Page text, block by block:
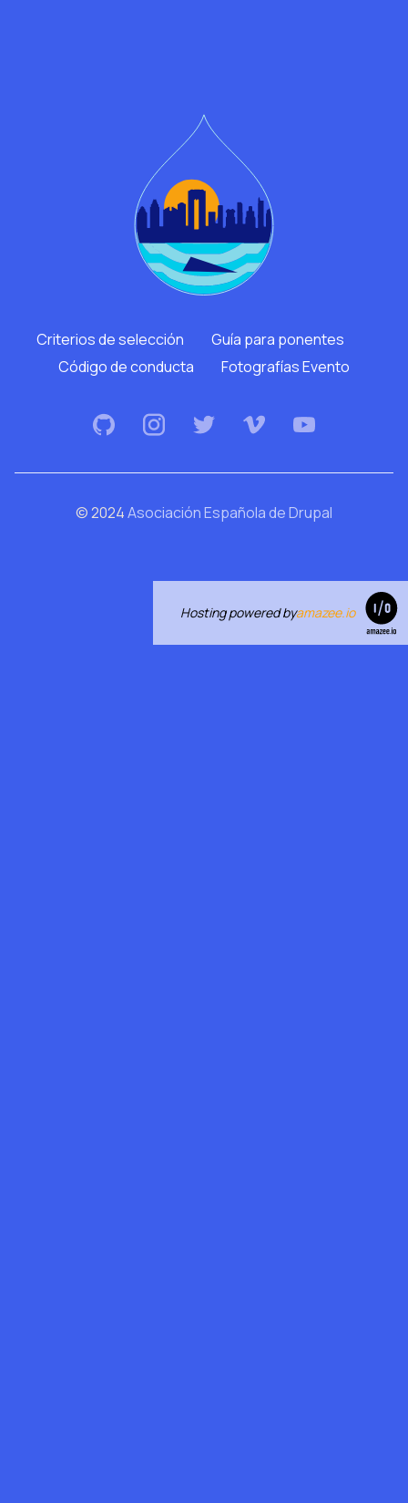
Criterios de selección
Guía para ponentes
Código de conducta
Fotografías Evento
© 2024Asociación Española de Drupal
Hosting powered byamazee.io